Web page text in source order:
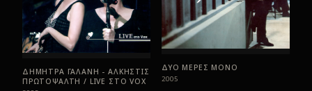
ΔΗΜΗΤΡΑ ΓΑΛΑΝΗ - ΑΛΚΗΣΤΙΣ
ΠΡΩΤΟΨΑΛΤΗ / LIVE ΣTO VOX
ΔΥΟ ΜΕΡΕΣ ΜΟΝΟ
2005